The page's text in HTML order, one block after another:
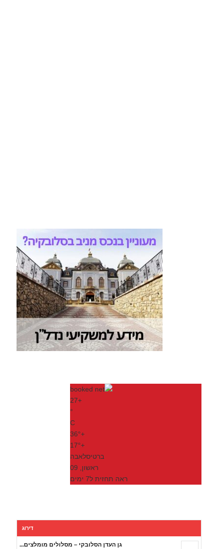
+
27
°
C
+
36°
+
17°
ברטיסלאבה
ראשון, 09
ראה תחזית ל7 ימים
דירוג
גן העדן הסלובקי – מסלולים מומלצים...